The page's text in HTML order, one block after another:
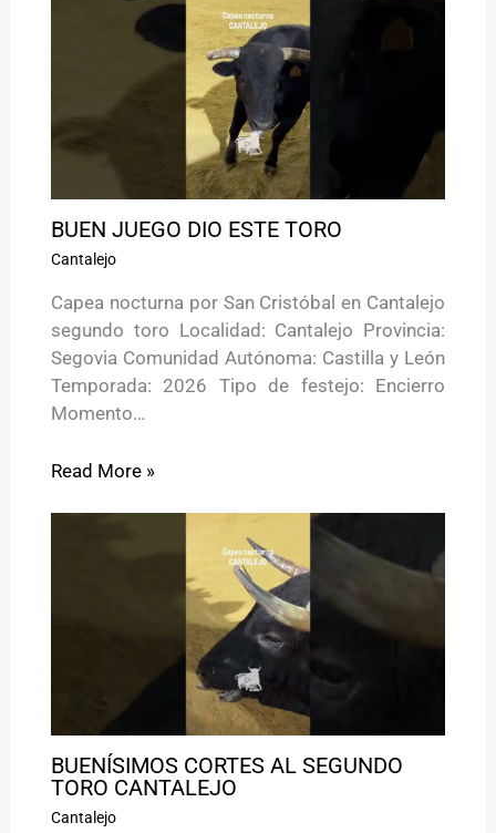
BUEN JUEGO DIO ESTE TORO
Cantalejo
Capea nocturna por San Cristóbal en Cantalejo
segundo toro Localidad: Cantalejo Provincia:
Segovia Comunidad Autónoma: Castilla y León
Temporada: 2026 Tipo de festejo: Encierro
Momento…
Read More »
BUENÍSIMOS CORTES AL SEGUNDO
TORO CANTALEJO
Cantalejo